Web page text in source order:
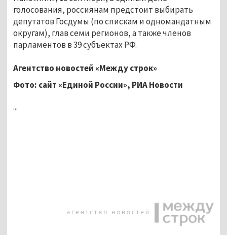
голосования, россиянам предстоит выбирать
депутатов Госдумы (по спискам и одномандатным
округам), глав семи регионов, а также членов
парламентов в 39 субъектах РФ.
Агентство новостей «Между строк»
Фото: сайт «Единой России», РИА Новости
...